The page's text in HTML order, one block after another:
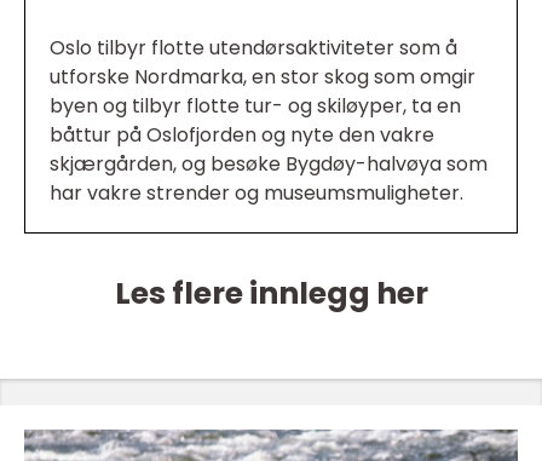
Oslo tilbyr flotte utendørsaktiviteter som å
utforske Nordmarka, en stor skog som omgir
byen og tilbyr flotte tur- og skiløyper, ta en
båttur på Oslofjorden og nyte den vakre
skjærgården, og besøke Bygdøy-halvøya som
har vakre strender og museumsmuligheter.
Les flere innlegg her